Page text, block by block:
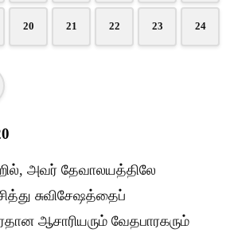
20 21 22 23 24
அவர் தேவாலயத்திலே
சுவிசேஷத்தைப்
ஆசாரியரும் வேதபாரகரும்